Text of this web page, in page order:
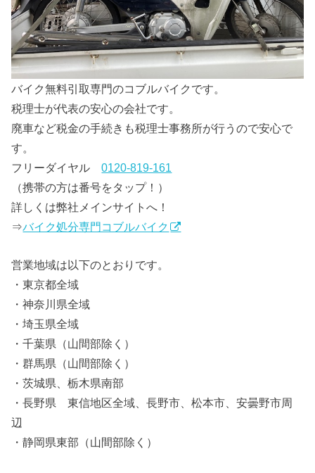
バイク無料引取専門のコブルバイクです。
税理士が代表の安心の会社です。
廃車など税金の手続きも税理士事務所が行うので安心で
す。
フリーダイヤル0120-819-161
（携帯の方は番号をタップ！）
詳しくは弊社メインサイトへ！
⇒バイク処分専門コブルバイク
営業地域は以下のとおりです。
・東京都全域
・神奈川県全域
・埼玉県全域
・千葉県（山間部除く）
・群馬県（山間部除く）
・茨城県、栃木県南部
・長野県 東信地区全域、長野市、松本市、安曇野市周
辺
・静岡県東部（山間部除く）